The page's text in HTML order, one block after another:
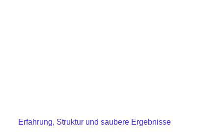
Erfahrung, Struktur und saubere Ergebnisse